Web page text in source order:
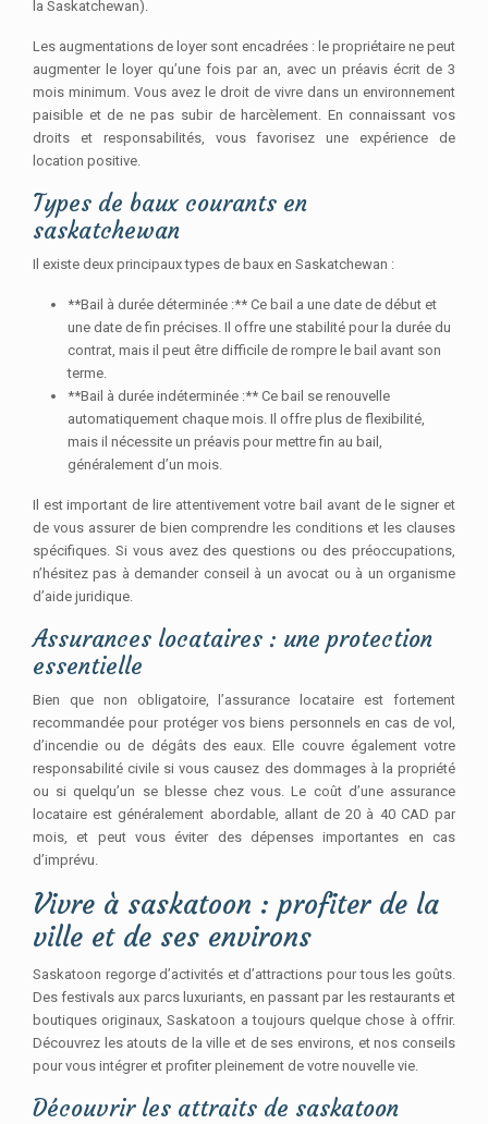
la Saskatchewan).
Les augmentations de loyer sont encadrées : le propriétaire ne peut
augmenter le loyer qu’une fois par an, avec un préavis écrit de 3
mois minimum. Vous avez le droit de vivre dans un environnement
paisible et de ne pas subir de harcèlement. En connaissant vos
droits et responsabilités, vous favorisez une expérience de
location positive.
Types de baux courants en
saskatchewan
Il existe deux principaux types de baux en Saskatchewan :
**Bail à durée déterminée :** Ce bail a une date de début et
une date de fin précises. Il offre une stabilité pour la durée du
contrat, mais il peut être difficile de rompre le bail avant son
terme.
**Bail à durée indéterminée :** Ce bail se renouvelle
automatiquement chaque mois. Il offre plus de flexibilité,
mais il nécessite un préavis pour mettre fin au bail,
généralement d’un mois.
Il est important de lire attentivement votre bail avant de le signer et
de vous assurer de bien comprendre les conditions et les clauses
spécifiques. Si vous avez des questions ou des préoccupations,
n’hésitez pas à demander conseil à un avocat ou à un organisme
d’aide juridique.
Assurances locataires : une protection
essentielle
Bien que non obligatoire, l’assurance locataire est fortement
recommandée pour protéger vos biens personnels en cas de vol,
d’incendie ou de dégâts des eaux. Elle couvre également votre
responsabilité civile si vous causez des dommages à la propriété
ou si quelqu’un se blesse chez vous. Le coût d’une assurance
locataire est généralement abordable, allant de 20 à 40 CAD par
mois, et peut vous éviter des dépenses importantes en cas
d’imprévu.
Vivre à saskatoon : profiter de la
ville et de ses environs
Saskatoon regorge d’activités et d’attractions pour tous les goûts.
Des festivals aux parcs luxuriants, en passant par les restaurants et
boutiques originaux, Saskatoon a toujours quelque chose à offrir.
Découvrez les atouts de la ville et de ses environs, et nos conseils
pour vous intégrer et profiter pleinement de votre nouvelle vie.
Découvrir les attraits de saskatoon